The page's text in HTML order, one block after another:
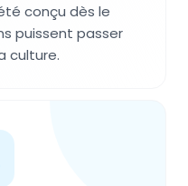
conçu dès le
puissent passer
culture.